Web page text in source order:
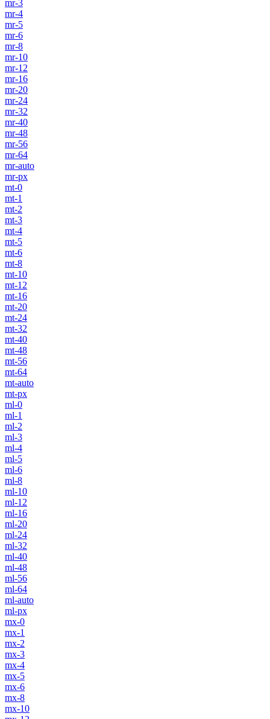
mr-3
mr-4
mr-5
mr-6
mr-8
mr-10
mr-12
mr-16
mr-20
mr-24
mr-32
mr-40
mr-48
mr-56
mr-64
mr-auto
mr-px
mt-0
mt-1
mt-2
mt-3
mt-4
mt-5
mt-6
mt-8
mt-10
mt-12
mt-16
mt-20
mt-24
mt-32
mt-40
mt-48
mt-56
mt-64
mt-auto
mt-px
ml-0
ml-1
ml-2
ml-3
ml-4
ml-5
ml-6
ml-8
ml-10
ml-12
ml-16
ml-20
ml-24
ml-32
ml-40
ml-48
ml-56
ml-64
ml-auto
ml-px
mx-0
mx-1
mx-2
mx-3
mx-4
mx-5
mx-6
mx-8
mx-10